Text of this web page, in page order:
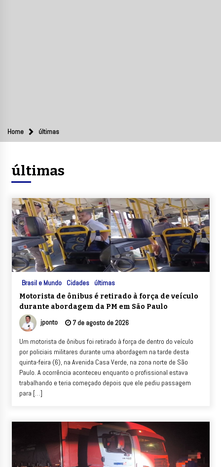
Home últimas
últimas
Brasil e Mundo Cidades últimas
Motorista de ônibus é retirado à força de veículo
durante abordagem da PM em São Paulo
jponto 7 de agosto de 2026
Um motorista de ônibus foi retirado à força de dentro do veículo
por policiais militares durante uma abordagem na tarde desta
quinta-feira (6), na Avenida Casa Verde, na zona norte de São
Paulo. A ocorrência aconteceu enquanto o profissional estava
trabalhando e teria começado depois que ele pediu passagem
para […]